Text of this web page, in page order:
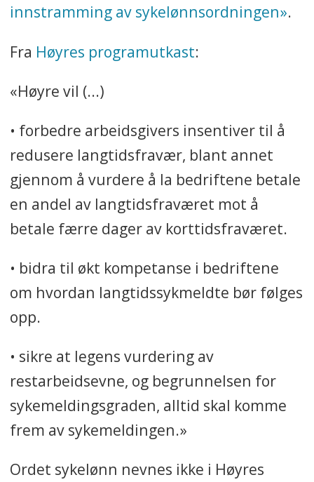
innstramming av sykelønnsordningen».
Fra Høyres programutkast:
«Høyre vil (...)
• forbedre arbeidsgivers insentiver til å
redusere langtidsfravær, blant annet
gjennom å vurdere å la bedriftene betale
en andel av langtidsfraværet mot å
betale færre dager av korttidsfraværet.
• bidra til økt kompetanse i bedriftene
om hvordan langtidssykmeldte bør følges
opp.
• sikre at legens vurdering av
restarbeidsevne, og begrunnelsen for
sykemeldingsgraden, alltid skal komme
frem av sykemeldingen.»
Ordet sykelønn nevnes ikke i Høyres